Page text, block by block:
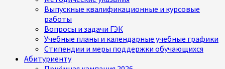
Выпускные квалификационные и курсовые
работы
Вопросы и задачи ГЭК
Учебные планы и календарные учебные графики
Стипендии и меры поддержки обучающихся
Абитуриенту